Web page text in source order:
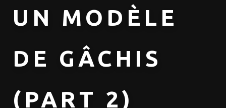
UN MODÈLE
DE GÂCHIS
(PART 2)